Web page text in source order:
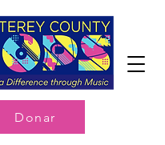
Donar